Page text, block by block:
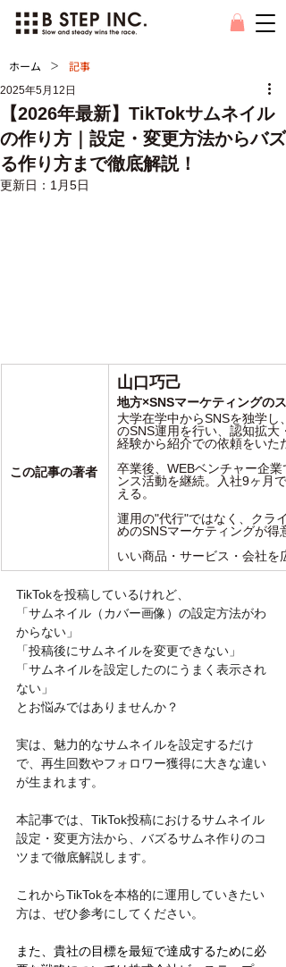
ホーム > 記事
【2026年最新】TikTokサムネイル
の作り方｜設定・変更方法からバズ
る作り方まで徹底解説！
2025年5月12日
更新日： 1月5日
この記事の著者
山口巧己
地方×SNSマーケティングのス
大学在学中からSNSを独学
のSNS運用を行い、認知拡
経験から紹介での依頼をいた
卒業後、WEBベンチャー企
ンス活動を継続。入社9ヶ月
える。
運用の"代行"ではなく、クラ
めのSNSマーケティングが得
いい商品・サービス・会社を
TikTokを投稿しているけれど、
「サムネイル（カバー画像）の設定方法がわ
からない」
「投稿後にサムネイルを変更できない」
「サムネイルを設定したのにうまく表示され
ない」
とお悩みではありませんか？
実は、魅力的なサムネイルを設定するだけ
で、再生回数やフォロワー獲得に大きな違い
が生まれます。
本記事では、TikTok投稿におけるサムネイル
設定・変更方法から、バズるサムネ作りのコ
ツまで徹底解説します。
これからTikTokを本格的に運用していきたい
方は、ぜひ参考にしてください。
また、貴社の目標を最短で達成するために必